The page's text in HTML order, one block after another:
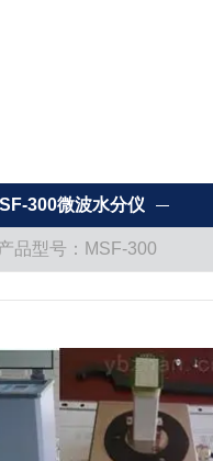
300微波水分仪
产品型号：MSF-300